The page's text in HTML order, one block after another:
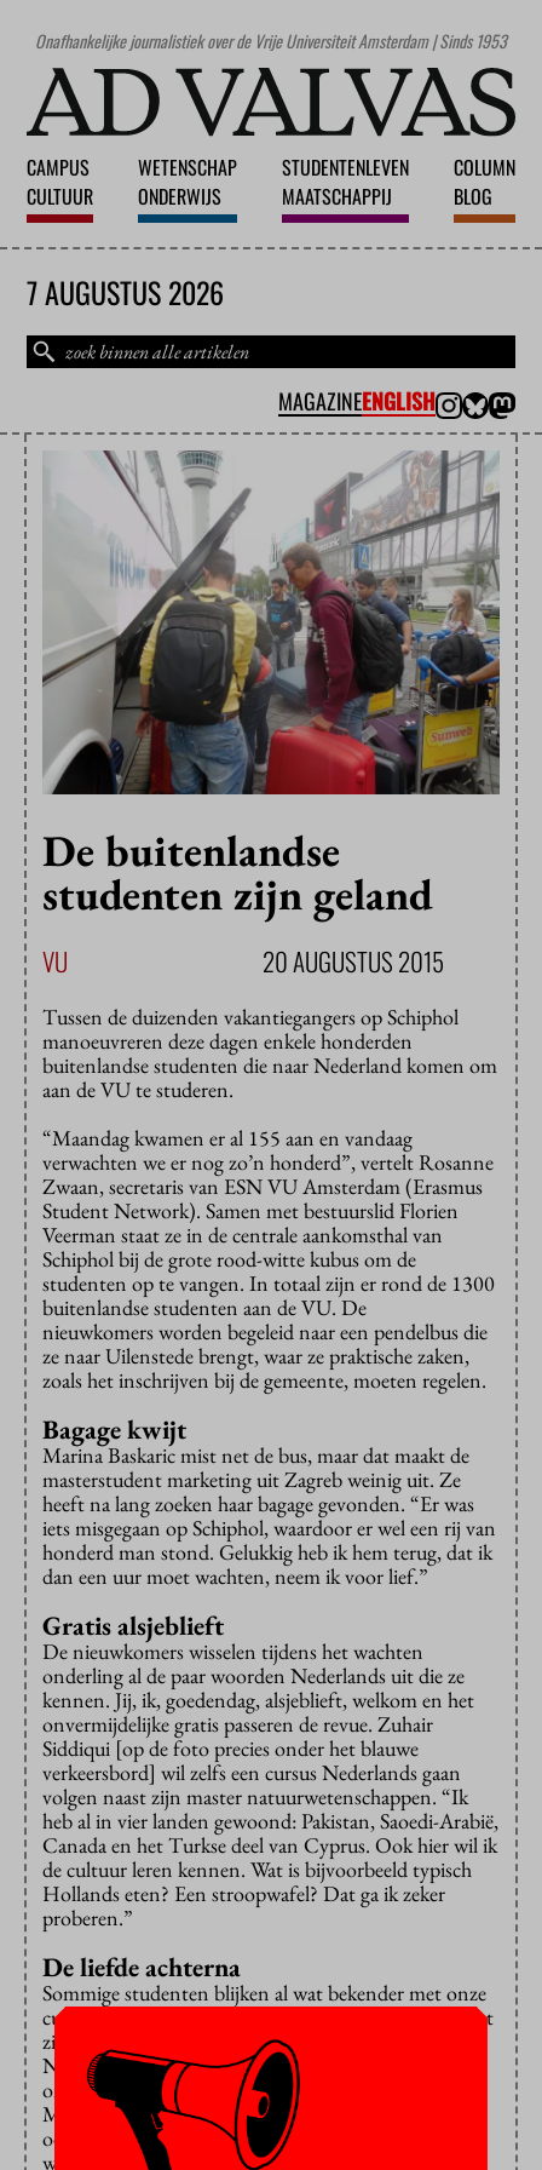
Onafhankelijke journalistiek over de Vrije Universiteit Amsterdam | Sinds 1953
CAMPUS
CULTUUR
WETENSCHAP
ONDERWIJS
STUDENTENLEVEN
MAATSCHAPPIJ
COLUMN
BLOG
7 AUGUSTUS 2026
MAGAZINEENGLISH
De buitenlandse
studenten zijn geland
VU 20 AUGUSTUS 2015
Tussen de duizenden vakantiegangers op Schiphol
manoeuvreren deze dagen enkele honderden
buitenlandse studenten die naar Nederland komen om
aan de VU te studeren.
“Maandag kwamen er al 155 aan en vandaag
verwachten we er nog zo’n honderd”, vertelt Rosanne
Zwaan, secretaris van ESN VU Amsterdam (Erasmus
Student Network). Samen met bestuurslid Florien
Veerman staat ze in de centrale aankomsthal van
Schiphol bij de grote rood-witte kubus om de
studenten op te vangen. In totaal zijn er rond de 1300
buitenlandse studenten aan de VU. De
nieuwkomers worden begeleid naar een pendelbus die
ze naar Uilenstede brengt, waar ze praktische zaken,
zoals het inschrijven bij de gemeente, moeten regelen.
Bagage kwijt
Marina Baskaric mist net de bus, maar dat maakt de
masterstudent marketing uit Zagreb weinig uit. Ze
heeft na lang zoeken haar bagage gevonden. “Er was
iets misgegaan op Schiphol, waardoor er wel een rij van
honderd man stond. Gelukkig heb ik hem terug, dat ik
dan een uur moet wachten, neem ik voor lief.”
Gratis alsjeblieft
De nieuwkomers wisselen tijdens het wachten
onderling al de paar woorden Nederlands uit die ze
kennen. Jij, ik, goedendag, alsjeblieft, welkom en het
onvermijdelijke gratis passeren de revue. Zuhair
Siddiqui [op de foto precies onder het blauwe
verkeersbord] wil zelfs een cursus Nederlands gaan
volgen naast zijn master natuurwetenschappen. “Ik
heb al in vier landen gewoond: Pakistan, Saoedi-Arabië,
Canada en het Turkse deel van Cyprus. Ook hier wil ik
de cultuur leren kennen. Wat is bijvoorbeeld typisch
Hollands eten? Een stroopwafel? Dat ga ik zeker
proberen.”
De liefde achterna
Sommige studenten blijken al wat bekender met onze
cultuur. Massimo Danieli uit Venetië bijvoorbeeld gaat
zijn master financiën aan de VU volgen omdat hij een
Nederlandse vriendin heeft. “We hebben elkaar
ontmoet tijdens een uitwisselingsproject in Lissabon.
Maar het programma dat de VU aanbiedt, spreekt me
ook aan en ik had een grote kans om toegelaten te
worden.”